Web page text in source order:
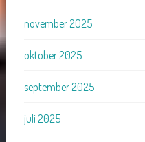
november 2025
oktober 2025
september 2025
juli 2025